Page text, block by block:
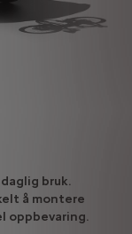
bruk.
å montere
oppbevaring.